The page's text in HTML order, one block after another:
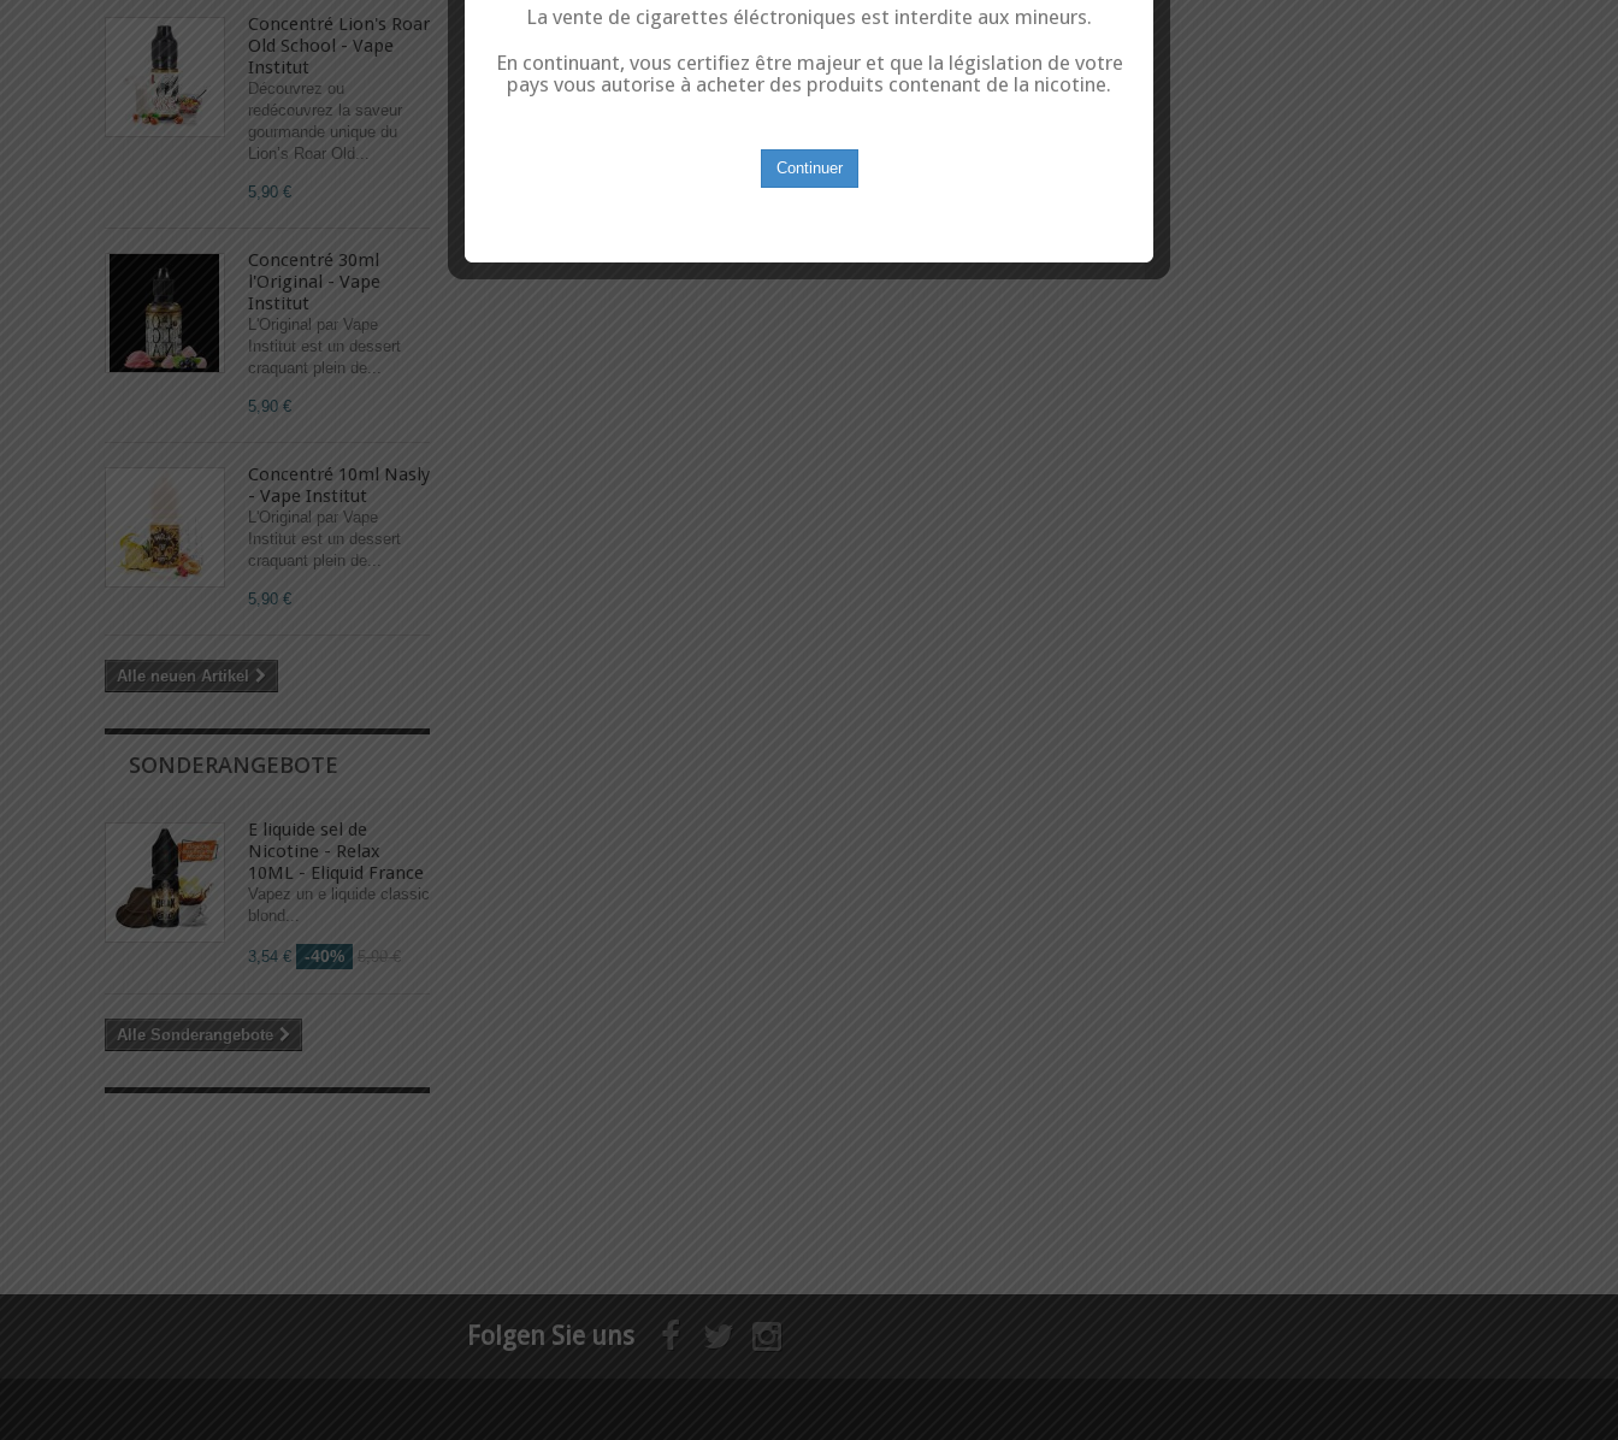
Concentré Lion's Roar
Old School - Vape
Institut
Découvrez ou
redécouvrez la saveur
gourmande unique du
Lion’s Roar Old...
5,90 €
Concentré 30ml
l'Original - Vape
Institut
L'Original par Vape
Institut est un dessert
craquant plein de...
5,90 €
Concentré 10ml Nasly
- Vape Institut
L'Original par Vape
Institut est un dessert
craquant plein de...
5,90 €
Alle neuen Artikel
SONDERANGEBOTE
E liquide sel de
Nicotine - Relax
10ML - Eliquid France
Vapez un e liquide classic
blond...
3,54 € -40% 5,90 €
Alle Sonderangebote
Folgen Sie uns
La vente de cigarettes éléctroniques est interdite aux mineurs.
En continuant, vous certifiez être majeur et que la législation de votre
pays vous autorise à acheter des produits contenant de la nicotine.
Continuer